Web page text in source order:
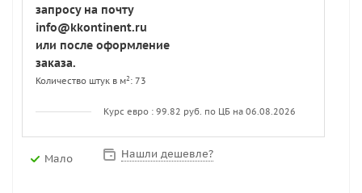
запросу на почту
info@kkontinent.ru
или после оформление
заказа.
Количество штук в м2 : 73
Курс евро : 99.82 руб. по ЦБ на 06.08.2026
Мало Нашли дешевле?